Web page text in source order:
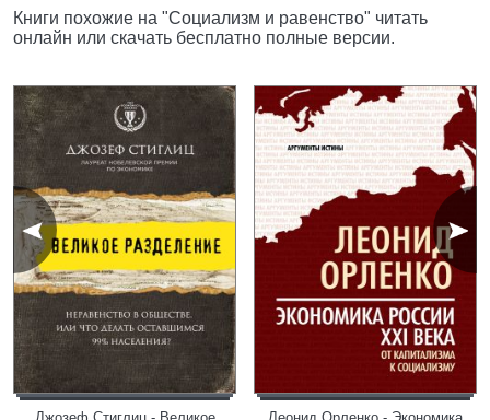
Книги похожие на "Социализм и равенство" читать
онлайн или скачать бесплатно полные версии.